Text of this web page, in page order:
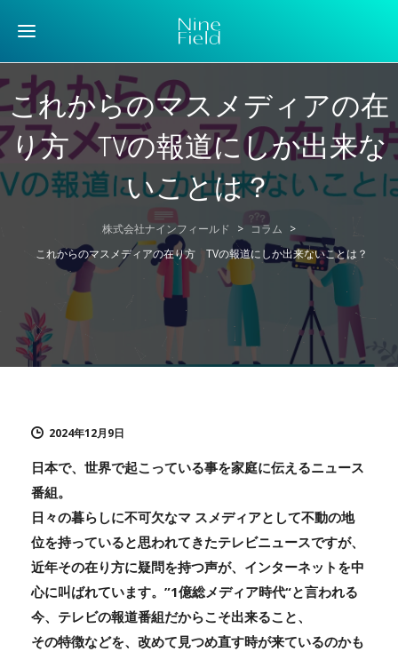
これからのマスメディアの在
り方 TVの報道にしか出来な
いことは？
株式会社ナインフィールド > コラム >
これからのマスメディアの在り方 TVの報道にしか出来ないことは？
2024年12月9日
日本で、世界で起こっている事を家庭に伝えるニュース
番組。
日々の暮らしに不可欠なマ スメディアとして不動の地
位を持っていると思われてきたテレビニュースですが、
近年その在り方に疑問を持つ声が、インターネットを中
心に叫ばれています。”1億総メディア時代“と言われる
今、テレビの報道番組だからこそ出来ること、
その特徴などを、改めて見つめ直す時が来ているのかも